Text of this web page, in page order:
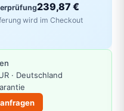
239,87 €
wird im Checkout
· Deutschland